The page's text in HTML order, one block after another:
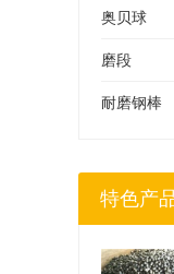
奥贝球
磨段
耐磨钢棒
特色产